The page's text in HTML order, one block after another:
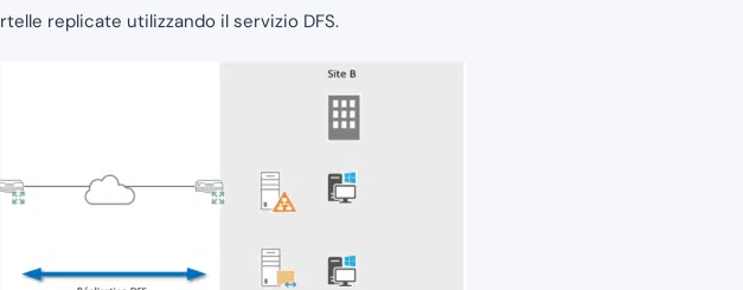
replicate utilizzando il servizio DFS.